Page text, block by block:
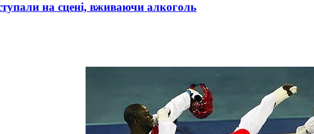
на сцені, вживаючи алкоголь